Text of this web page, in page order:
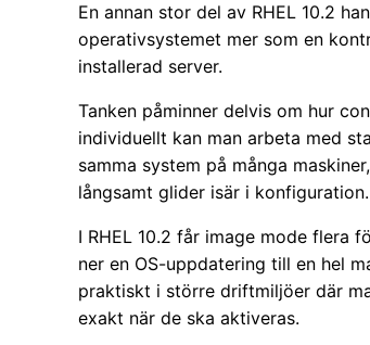
En annan stor del av RHEL 10.2
operativsystemet mer som en
installerad server.
Tanken påminner delvis om hur
individuellt kan man arbeta med
samma system på många
långsamt glider isär i konfiguration.
I RHEL 10.2 får image mode
ner en OS-uppdatering till en hel
praktiskt i större driftmiljöer där
exakt när de ska aktiveras.